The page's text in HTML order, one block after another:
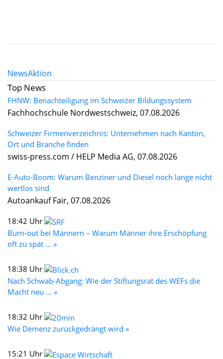
NewsAktion
Top News
FHNW: Benachteiligung im Schweizer Bildungssystem
Fachhochschule Nordwestschweiz, 07.08.2026
Schweizer Firmenverzeichnis: Unternehmen nach Kanton,
Ort und Branche finden
swiss-press.com / HELP Media AG, 07.08.2026
E-Auto-Boom: Warum Benziner und Diesel noch lange nicht
wertlos sind
Autoankauf Fair, 07.08.2026
18:42 Uhr
Burn-out bei Männern – Warum Männer ihre Erschöpfung
oft zu spät ... »
18:38 Uhr
Nach Schwab-Abgang: Wie der Stiftungsrat des WEFs die
Macht neu ... »
18:32 Uhr
Wie Demenz zurückgedrängt wird »
15:21 Uhr